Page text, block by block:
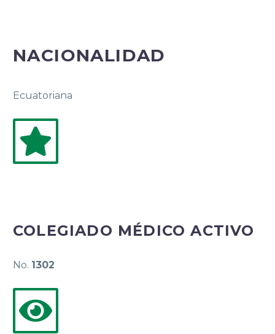
NACIONALIDAD
Ecuatoriana
COLEGIADO MÉDICO ACTIVO
No. 1302